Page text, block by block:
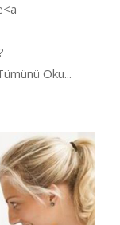
Oku...